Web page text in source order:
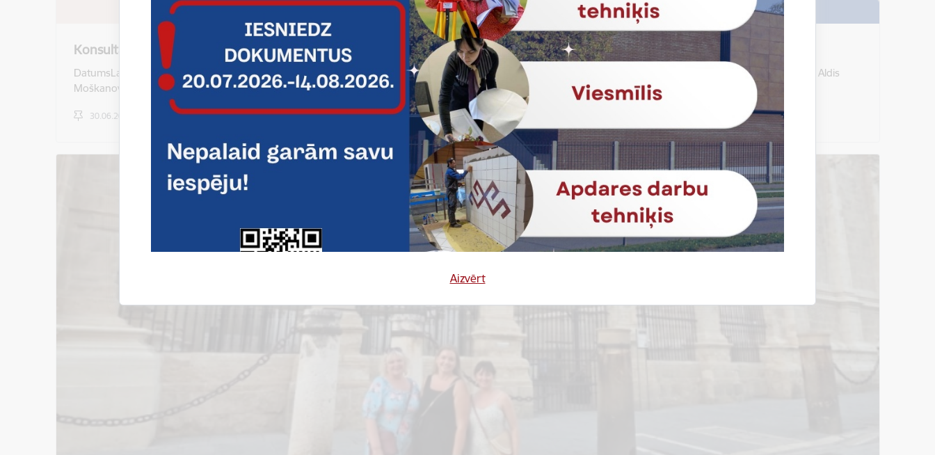
Aizvērt
Konsultācijas izglītojamiem ar nepietiekamu zināšanu līmeni
DatumsLaiksPedagogsPriekšmets/ProgrammaTelpa26.08.9.00-12.00 Aivars Granskis Aldis Moškanovs Automehāniķis106.A28.08.9.00-10.30 Aivars Granskis Aldis
Moškanovs Automehāniķis106.A31.08.10.00-12.00…
30.06.2026.